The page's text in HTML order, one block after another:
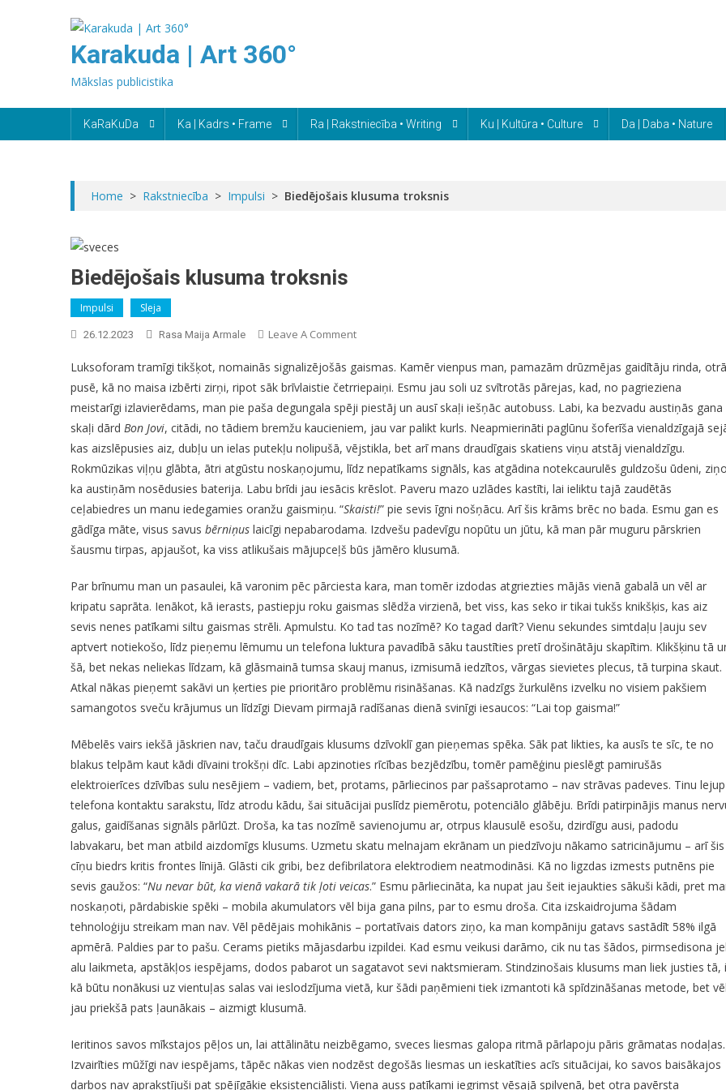
Karakuda | Art 360°
Mākslas publicistika
KaRaKuDa Ka | Kadrs • Frame Ra | Rakstniecība • Writing Ku | Kultūra • Culture Da | Daba • Nature
Home > Rakstniecība > Impulsi > Biedējošais klusuma troksnis
Biedējošais klusuma troksnis
Impulsi Sleja
26.12.2023 Rasa Maija Armale Leave A CommentOn
Klusuma
Troksnis
Luksoforam tramīgi tikšķot, nomainās signalizējošās gaismas. Kamēr vienpus man, pamazām drūzmējas gaidītāju rinda, otrā
pusē, kā no maisa izbērti zirņi, ripot sāk brīvlaistie četrriepaiņi. Esmu jau soli uz svītrotās pārejas, kad, no pagrieziena
meistarīgi izlavierēdams, man pie paša degungala spēji piestāj un ausī skaļi iešņāc autobuss. Labi, ka bezvadu austiņās gana
skaļi dārd Bon Jovi, citādi, no tādiem bremžu kaucieniem, jau var palikt kurls. Neapmierināti paglūnu šoferīša vienaldzīgajā
kas aizslēpusies aiz, dubļu un ielas putekļu nolipušā, vējstikla, bet arī mans draudīgais skatiens viņu atstāj vienaldzīgu.
Rokmūzikas viļņu glābta, ātri atgūstu noskaņojumu, līdz nepatīkams signāls, kas atgādina notekcaurulēs guldzošu ūdeni,
ka austiņām nosēdusies baterija. Labu brīdi jau iesācis krēslot. Paveru mazo uzlādes kastīti, lai ieliktu tajā zaudētās
ceļabiedres un manu iedegamies oranžu gaismiņu. “Skaisti!” pie sevis īgni nošņācu. Arī šis krāms brēc no bada. Esmu gan es
gādīga māte, visus savus bērniņus laicīgi nepabarodama. Izdvešu padevīgu nopūtu un jūtu, kā man pār muguru pārskrien
šausmu tirpas, apjaušot, ka viss atlikušais mājupceļš būs jāmēro klusumā.
Par brīnumu man un pasaulei, kā varonim pēc pārciesta kara, man tomēr izdodas atgriezties mājās vienā gabalā un vēl ar
kripatu saprāta. Ienākot, kā ierasts, pastiepju roku gaismas slēdža virzienā, bet viss, kas seko ir tikai tukšs knikšķis, kas aiz
sevis nenes patīkami siltu gaismas strēli. Apmulstu. Ko tad tas nozīmē? Ko tagad darīt? Vienu sekundes simtdaļu ļauju sev
aptvert notiekošo, līdz pieņemu lēmumu un telefona luktura pavadībā sāku taustīties pretī drošinātāju skapītim. Klikšķinu tā
šā, bet nekas neliekas līdzam, kā glāsmainā tumsa skauj manus, izmisumā iedzītos, vārgas sievietes plecus, tā turpina skaut.
Atkal nākas pieņemt sakāvi un ķerties pie prioritāro problēmu risināšanas. Kā nadzīgs žurkulēns izvelku no visiem pakšiem
samangotos sveču krājumus un līdzīgi Dievam pirmajā radīšanas dienā svinīgi iesaucos: “Lai top gaisma!”
Mēbelēs vairs iekšā jāskrien nav, taču draudīgais klusums dzīvoklī gan pieņemas spēka. Sāk pat likties, ka ausīs te sīc, te no
blakus telpām kaut kādi dīvaini trokšņi dīc. Labi apzinoties rīcības bezjēdzību, tomēr pamēģinu pieslēgt pamirušās
elektroierīces dzīvības sulu nesējiem – vadiem, bet, protams, pārliecinos par pašsaprotamo – nav strāvas padeves. Tinu lejup
telefona kontaktu sarakstu, līdz atrodu kādu, šai situācijai puslīdz piemērotu, potenciālo glābēju. Brīdi patirpinājis manus
galus, gaidīšanas signāls pārlūzt. Droša, ka tas nozīmē savienojumu ar, otrpus klausulē esošu, dzirdīgu ausi, padodu
labvakaru, bet man atbild aizdomīgs klusums. Uzmetu skatu melnajam ekrānam un piedzīvoju nākamo satricinājumu – arī šis
cīņu biedrs kritis frontes līnijā. Glāsti cik gribi, bez defibrilatora elektrodiem neatmodināsi. Kā no ligzdas izmests putnēns pie
sevis gaužos: “Nu nevar būt, ka vienā vakarā tik ļoti veicas.” Esmu pārliecināta, ka nupat jau šeit iejaukties sākuši kādi, pret
noskaņoti, pārdabiskie spēki – mobila akumulators vēl bija gana pilns, par to esmu droša. Cita izskaidrojuma šādam
tehnoloģiju streikam man nav. Vēl pēdējais mohikānis – portatīvais dators ziņo, ka man kompāniju gatavs sastādīt 58% ilgā
apmērā. Paldies par to pašu. Cerams pietiks mājasdarbu izpildei. Kad esmu veikusi darāmo, cik nu tas šādos, pirmsedisona
alu laikmeta, apstākļos iespējams, dodos pabarot un sagatavot sevi naktsmieram. Stindzinošais klusums man liek justies tā,
kā būtu nonākusi uz vientuļas salas vai ieslodzījuma vietā, kur šādi paņēmieni tiek izmantoti kā spīdzināšanas metode, bet
jau priekšā pats ļaunākais – aizmigt klusumā.
Ieritinos savos mīkstajos pēļos un, lai attālinātu neizbēgamo, sveces liesmas galopa ritmā pārlapoju pāris grāmatas nodaļas.
Izvairīties mūžīgi nav iespējams, tāpēc nākas vien nodzēst degošās liesmas un ieskatīties acīs situācijai, ko savos baisākajos
darbos nav aprakstījuši pat spējīgākie eksistenciālisti. Viena auss patīkami iegrimst vēsajā spilvenā, bet otra pavērsta